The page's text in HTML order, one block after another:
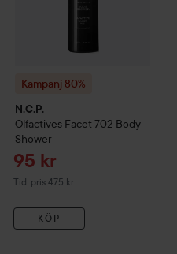
Kampanj 80%
N.C.P.
Olfactives Facet 702 Body
Shower
Reapris
95 kr
Tid. pris 475 kr
Tidigare pris 475 kr
KÖP